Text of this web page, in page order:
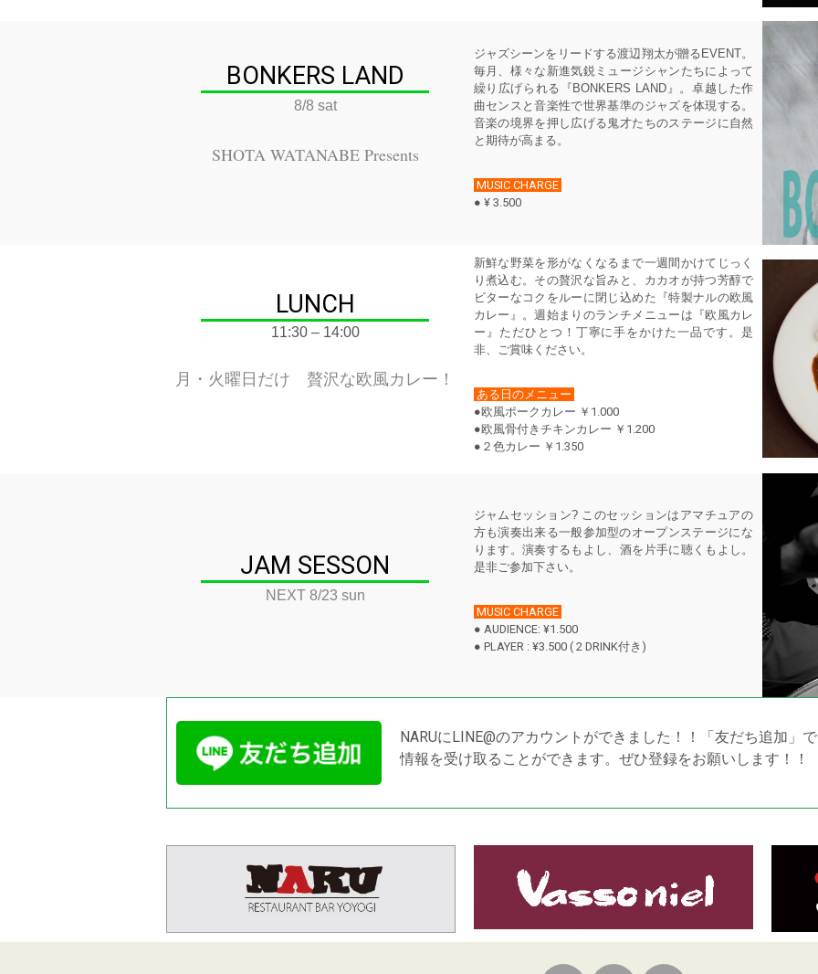
BONKERS LAND
8/8 sat
SHOTA WATANABE Presents
ジャズシーンをリードする渡辺翔太が贈るEVENT。
毎月、様々な新進気鋭ミュージシャンたちによって
繰り広げられる『BONKERS LAND』。卓越した作
曲センスと音楽性で世界基準のジャズを体現する。
音楽の境界を押し広げる鬼才たちのステージに自然
と期待が高まる。
MUSIC CHARGE
● ¥ 3.500
LUNCH
11:30 – 14:00
月・火曜日だけ贅沢な欧風カレー！
新鮮な野菜を形がなくなるまで一週間かけてじっく
り煮込む。その贅沢な旨みと、カカオが持つ芳醇で
ビターなコクをルーに閉じ込めた『特製ナルの欧風
カレー』。週始まりのランチメニューは『欧風カレ
ー』ただひとつ！丁寧に手をかけた一品です。是
非、ご賞味ください。
ある日のメニュー
●欧風ポークカレー ￥ 1.000
●欧風骨付きチキンカレー ￥ 1.200
●２色カレー ￥1.350
JAM SESSON
NEXT 8/23 sun
ジャムセッション? このセッションはアマチュアの
方も演奏出来る一般参加型のオープンステージにな
ります。演奏するもよし、酒を片手に聴くもよし。
是非ご参加下さい。
MUSIC CHARGE
● AUDIENCE: ¥1.500
● PLAYER : ¥3.500 ( 2 DRINK付き)
NARUにLINE@のアカウントができました！！「友だち追加」
情報を受け取ることができます。ぜひ登録をお願いします！！